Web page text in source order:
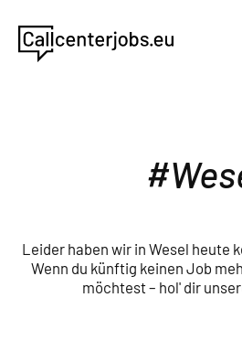
Leider haben wir in Wesel heute
Wenn du künftig keinen Job
möchtest – hol' dir